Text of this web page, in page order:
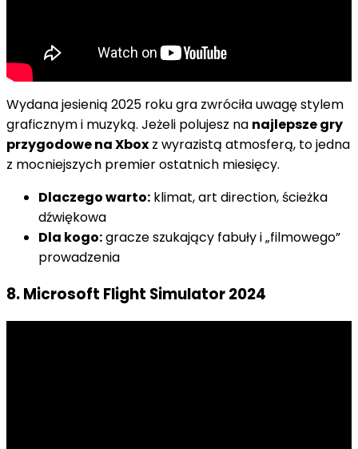
Wydana jesienią 2025 roku gra zwróciła uwagę stylem
graficznym i muzyką. Jeżeli polujesz na najlepsze gry
przygodowe na Xbox z wyrazistą atmosferą, to jedna
z mocniejszych premier ostatnich miesięcy.
Dlaczego warto: klimat, art direction, ścieżka
dźwiękowa
Dla kogo:gracze szukający fabuły i „filmowego”
prowadzenia
8. Microsoft Flight Simulator 2024